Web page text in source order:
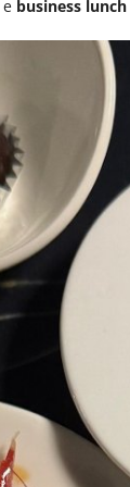
e business lunch